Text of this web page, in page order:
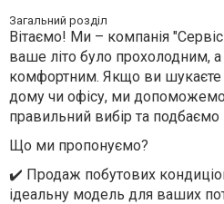
Загальний розділ
Вітаємо! Ми – компанія
ваше літо було прохолодним,
комфортним. Якщо ви шукаєте
дому чи офісу, ми
правильний вибір та
Що ми пропонуємо?
✔ Продаж побутових
ідеальну модель для ваших